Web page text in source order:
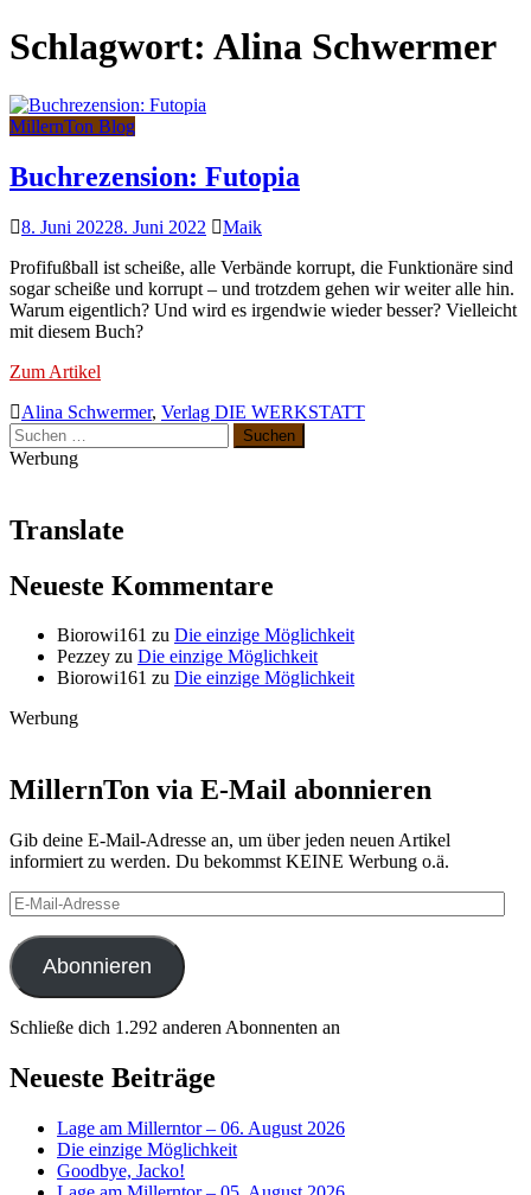
Schlagwort: Alina Schwermer
MillernTon Blog
Buchrezension: Futopia
8. Juni 20228. Juni 2022
Maik
Profifußball ist scheiße, alle Verbände korrupt, die Funktionäre sind
sogar scheiße und korrupt – und trotzdem gehen wir weiter alle hin.
Warum eigentlich? Und wird es irgendwie wieder besser? Vielleicht
mit diesem Buch?
Zum Artikel
Alina Schwermer, Verlag DIE WERKSTATT
Suchen
nach:
Werbung
Translate
Neueste Kommentare
Biorowi161 zu Die einzige Möglichkeit
Pezzey zu Die einzige Möglichkeit
Biorowi161 zu Die einzige Möglichkeit
Werbung
MillernTon via E-Mail abonnieren
Gib deine E-Mail-Adresse an, um über jeden neuen Artikel
informiert zu werden. Du bekommst KEINE Werbung o.ä.
E-
Mail-
Adresse
Abonnieren
Schließe dich 1.292 anderen Abonnenten an
Neueste Beiträge
Lage am Millerntor – 06. August 2026
Die einzige Möglichkeit
Goodbye, Jacko!